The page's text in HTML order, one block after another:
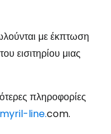
με έκπτωση
εισιτηρίου μιας
πληροφορίες
line.com.